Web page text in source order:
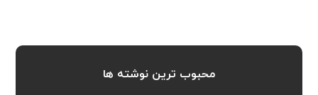
محبوب ترین نوشته ها